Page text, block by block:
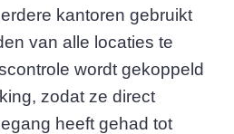
kantoren gebruikt
van alle locaties te
wordt gekoppeld
zodat ze direct
heeft gehad tot